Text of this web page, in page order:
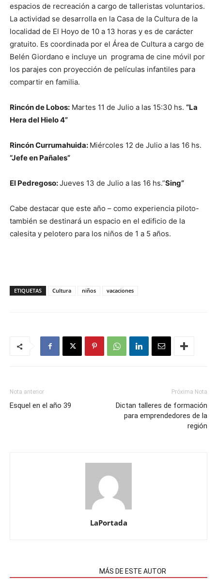
espacios de recreación a cargo de talleristas voluntarios.
La actividad se desarrolla en la Casa de la Cultura de la
localidad de El Hoyo de 10 a 13 horas y es de carácter
gratuito. Es coordinada por el Área de Cultura a cargo de
Belén Giordano e incluye un programa de cine móvil por
los parajes con proyección de películas infantiles para
compartir en familia.
Rincón de Lobos: Martes 11 de Julio a las 15:30 hs. “La
Hera del Hielo 4”
Rincón Currumahuida: Miércoles 12 de Julio a las 16 hs.
“Jefe en Pañales”
El Pedregoso:Jueves 13 de Julio a las 16 hs.”Sing”
Cabe destacar que este año – como experiencia piloto-
también se destinará un espacio en el edificio de la
calesita y pelotero para los niños de 1 a 5 años.
ETIQUETAS Cultura niños vacaciones
Nota anterior
Esquel en el año 39
Próxima Nota
Dictan talleres de formación
para emprendedores de la
región
LaPortada
MÁS DE ESTE AUTOR